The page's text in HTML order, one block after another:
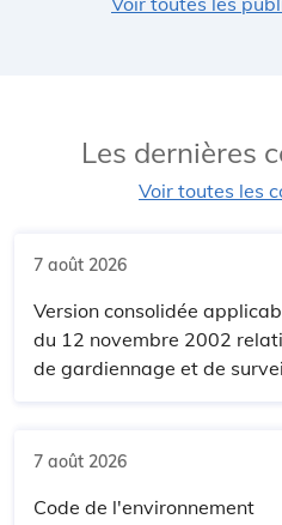
Les dernières
Voir toutes les
7 août 2026
Version consolidée
du 12 novembre 2002
de gardiennage et de
7 août 2026
Code de l'environnement